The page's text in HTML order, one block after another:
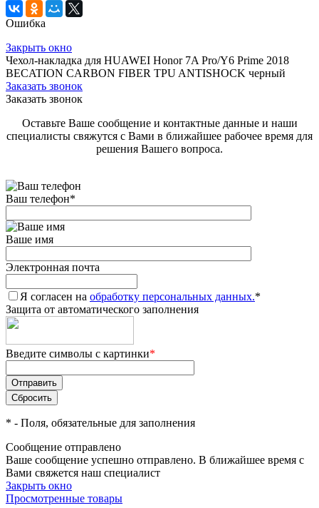
Ошибка
Закрыть окно
Чехол-накладка для HUAWEI Honor 7A Pro/Y6 Prime 2018
BECATION CARBON FIBER TPU ANTISHOCK черный
Заказать звонок
Заказать звонок
Оставьте Ваше сообщение и контактные данные и наши
специалисты свяжутся с Вами в ближайшее рабочее время для
решения Вашего вопроса.
Ваш телефон*
Ваше имя
Электронная почта
Я согласен на обработку персональных данных.*
Защита от автоматического заполнения
Введите символы с картинки*
* - Поля, обязательные для заполнения
Сообщение отправлено
Ваше сообщение успешно отправлено. В ближайшее время с
Вами свяжется наш специалист
Закрыть окно
Просмотренные товары